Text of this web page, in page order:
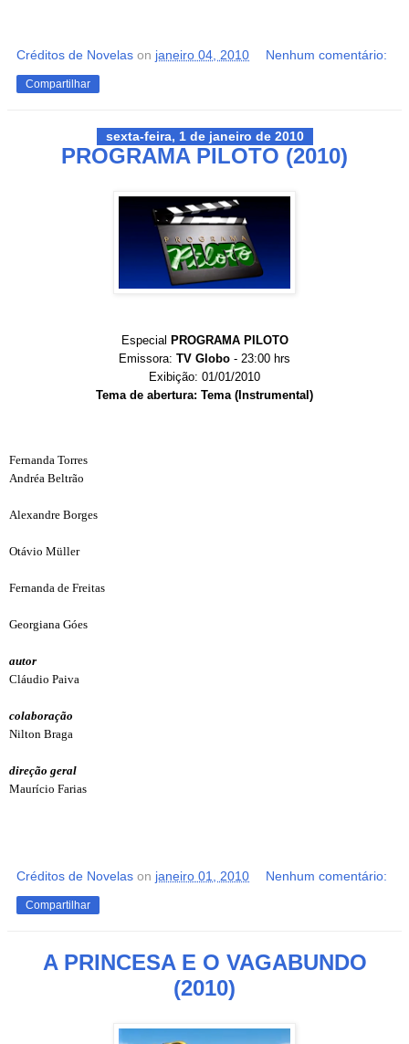
Créditos de Novelas on janeiro 04, 2010 Nenhum comentário:
Compartilhar
sexta-feira, 1 de janeiro de 2010
PROGRAMA PILOTO (2010)
Especial PROGRAMA PILOTO
Emissora: TV Globo - 23:00 hrs
Exibição: 01/01/2010
Tema de abertura: Tema (Instrumental)
Fernanda Torres
Andréa Beltrão
Alexandre Borges
Otávio Müller
Fernanda de Freitas
Georgiana Góes
autor
Cláudio Paiva
colaboração
Nilton Braga
direção geral
Maurício Farias
Créditos de Novelas on janeiro 01, 2010 Nenhum comentário:
Compartilhar
A PRINCESA E O VAGABUNDO
(2010)